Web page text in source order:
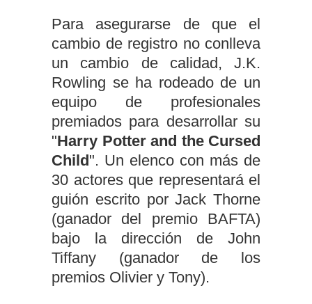
Para asegurarse de que el
cambio de registro no conlleva
un cambio de calidad, J.K.
Rowling se ha rodeado de un
equipo de profesionales
premiados para desarrollar su
"Harry Potter and the Cursed
Child ". Un elenco con más de
30 actores que representará el
guión escrito por Jack Thorne
(ganador del premio BAFTA)
bajo la dirección de John
Tiffany (ganador de los
premios Olivier y Tony).